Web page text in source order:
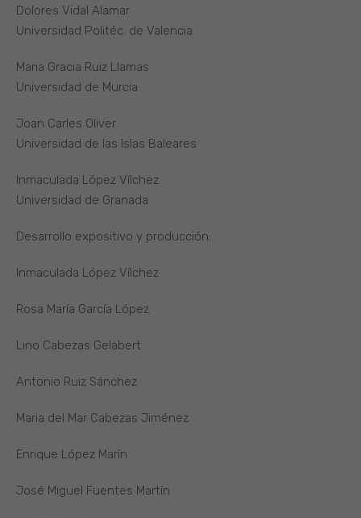
Dolores Vidal Alamar
Universidad Politéc. de Valencia
Maria Gracia Ruiz Llamas
Universidad de Murcia
Joan Carles Oliver
Universidad de las Islas Baleares
Inmaculada López Vílchez
Universidad de Granada
Desarrollo expositivo y producción:
Inmaculada López Vílchez
Rosa María García López
Lino Cabezas Gelabert
Antonio Ruiz Sánchez
Maria del Mar Cabezas Jiménez
Enrique López Marín
José Miguel Fuentes Martín